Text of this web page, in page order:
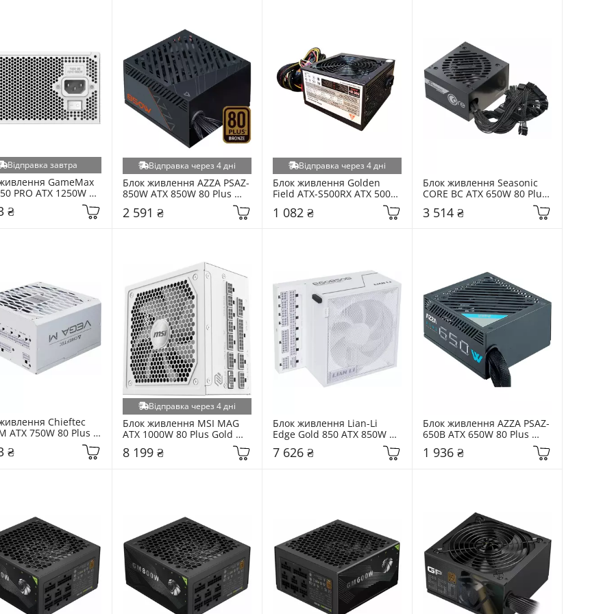
Відправка завтра
GameMax
PRO ATX 1250W 80
₴
Відправка через 4 дні
Блок живлення AZZA PSAZ-
850W ATX 850W 80 Plus
Bronze (PSAZ-850W) Black
2 591 ₴
Відправка через 4 дні
Блок живлення Golden
Field ATX-S500RX ATX 500W
1 082 ₴
Блок живлення Seasonic
CORE BC ATX 650W 80 Plus
ATX31) Black
3 514 ₴
Chieftec
ATX 750W 80 Plus
(PPG-750-CW)
₴
Відправка через 4 дні
Блок живлення MSI MAG
ATX 1000W 80 Plus Gold
8 199 ₴
Блок живлення Lian-Li
Edge Gold 850 ATX 850W 80
(G9P.EG0850G.W000.EU)
7 626 ₴
Блок живлення AZZA PSAZ-
650B ATX 650W 80 Plus
Bronze (PSAZ-650B) Black
1 936 ₴